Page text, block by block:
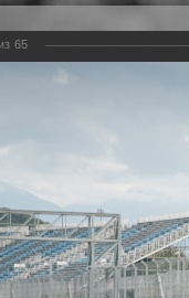
Новости
Half Marathon
из 65